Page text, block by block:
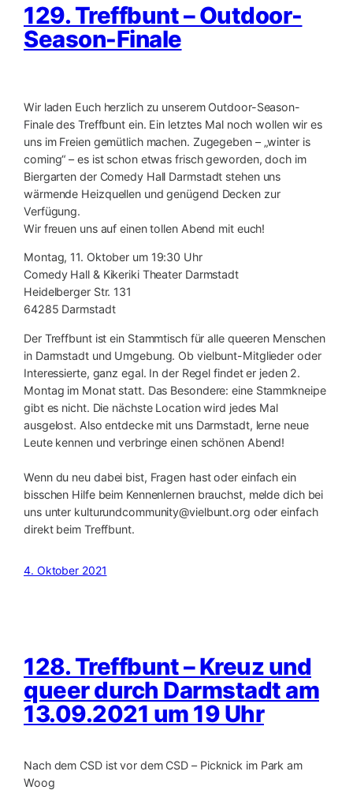
129. Treffbunt – Outdoor-
Season-Finale
Wir laden Euch herzlich zu unserem Outdoor-Season-
Finale des Treffbunt ein. Ein letztes Mal noch wollen wir es
uns im Freien gemütlich machen. Zugegeben – „winter is
coming“ – es ist schon etwas frisch geworden, doch im
Biergarten der Comedy Hall Darmstadt stehen uns
wärmende Heizquellen und genügend Decken zur
Verfügung.
Wir freuen uns auf einen tollen Abend mit euch!
Montag, 11. Oktober um 19:30 Uhr
Comedy Hall & Kikeriki Theater Darmstadt
Heidelberger Str. 131
64285 Darmstadt
Der Treffbunt ist ein Stammtisch für alle queeren Menschen
in Darmstadt und Umgebung. Ob vielbunt-Mitglieder oder
Interessierte, ganz egal. In der Regel findet er jeden 2.
Montag im Monat statt. Das Besondere: eine Stammkneipe
gibt es nicht. Die nächste Location wird jedes Mal
ausgelost. Also entdecke mit uns Darmstadt, lerne neue
Leute kennen und verbringe einen schönen Abend!
Wenn du neu dabei bist, Fragen hast oder einfach ein
bisschen Hilfe beim Kennenlernen brauchst, melde dich bei
uns unter kulturundcommunity@vielbunt.org oder einfach
direkt beim Treffbunt.
4. Oktober 2021
128. Treffbunt – Kreuz und
queer durch Darmstadt am
13.09.2021 um 19 Uhr
Nach dem CSD ist vor dem CSD – Picknick im Park am
Woog